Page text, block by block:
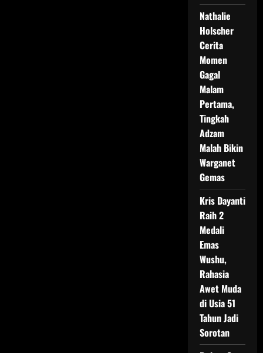
Nathalie
Holscher
Cerita
Momen
Gagal
Malam
Pertama,
Tingkah
Adzam
Malah Bikin
Warganet
Gemas
Kris Dayanti
Raih 2
Medali
Emas
Wushu,
Rahasia
Awet Muda
di Usia 51
Tahun Jadi
Sorotan